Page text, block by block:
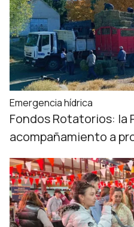
Emergencia hídrica
Fondos Rotatorios: la
acompañamiento a